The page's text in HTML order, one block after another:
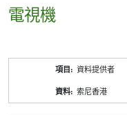
電視機
資料提供者
索尼香港